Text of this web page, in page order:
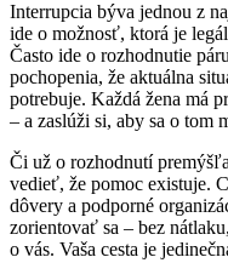
Interrupcia býva jednou z
ide o možnosť, ktorá je
Často ide o rozhodnutie
pochopenia, že aktuálna
potrebuje. Každá žena má
– a zaslúži si, aby sa o tom
Či už o rozhodnutí
vedieť, že pomoc existuje.
dôvery a podporné
zorientovať sa – bez
o vás. Vaša cesta je